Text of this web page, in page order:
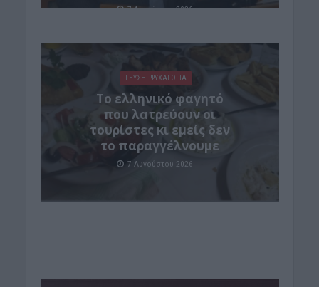
7 Αυγούστου 2026
ΓΕΎΣΗ - ΨΥΧΑΓΩΓΊΑ
Το ελληνικό φαγητό
που λατρεύουν οι
τουρίστες κι εμείς δεν
το παραγγέλνουμε
7 Αυγούστου 2026